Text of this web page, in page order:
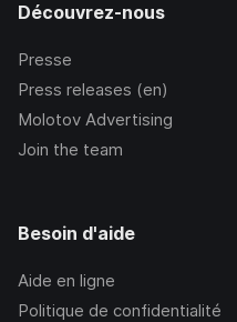
Découvrez-nous
Presse
Press releases (en)
Molotov Advertising
Join the team
Besoin d'aide
Aide en ligne
Politique de confidentialité